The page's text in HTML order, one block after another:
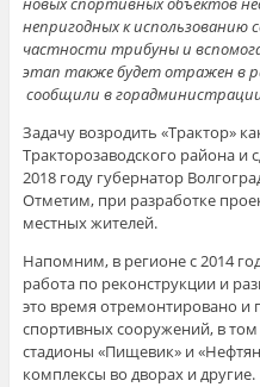
непригодных к использованию
частности трибуны и
этап также будет отражен в
сообщили в
Задачу возродить «Трактор»
Тракторозаводского района и
2018 году губернатор
Отметим, при разработке
местных жителей.
Напомним, в регионе с 2014
работа по реконструкции и
это время отремонтировано и
спортивных сооружений, в
стадионы «Пищевик» и
комплексы во дворах и другие.